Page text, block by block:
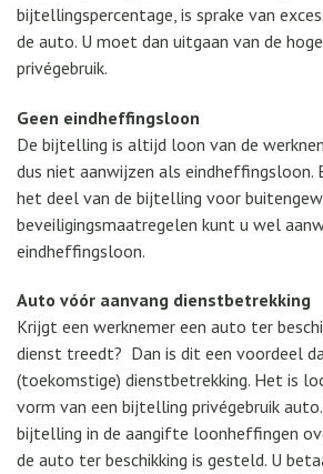
bijtellingspercentage, is sprake van
de auto. U moet dan uitgaan van de
privégebruik.
Geen eindheffingsloon
De bijtelling is altijd loon van de
dus niet aanwijzen als eindheffingsloon.
het deel van de bijtelling voor
beveiligingsmaatregelen kunt u wel
eindheffingsloon.
Auto vóór aanvang dienstbetrekking
Krijgt een werknemer een auto ter
dienst treedt? Dan is dit een voordeel
(toekomstige) dienstbetrekking. Het is
vorm van een bijtelling privégebruik
bijtelling in de aangifte loonheffingen
de auto ter beschikking is gesteld. U